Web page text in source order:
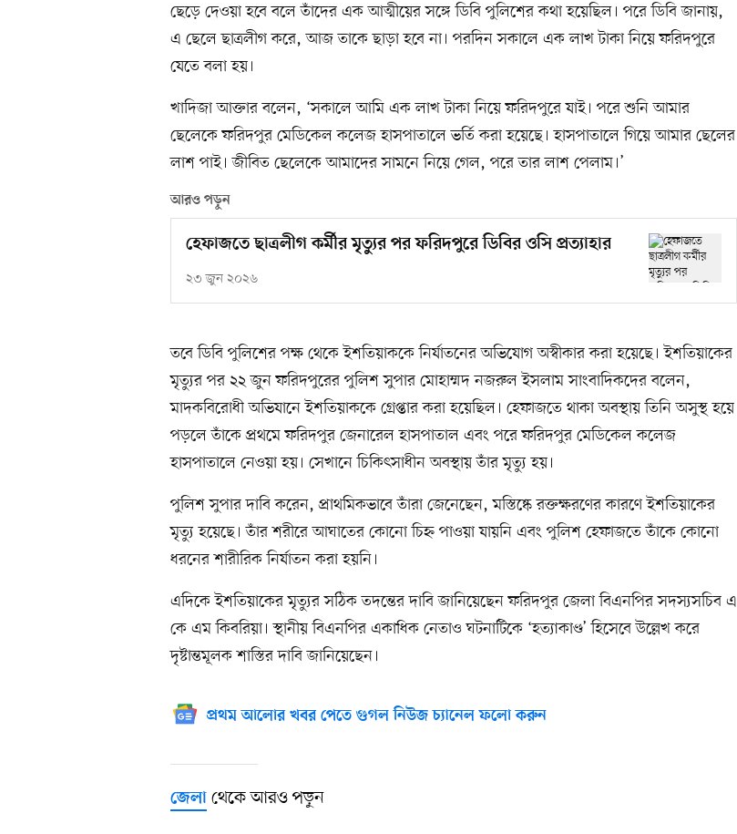
ছেড়ে দেওয়া হবে বলে তাঁদের এক আত্মীয়ের সঙ্গে ডিবি পুলিশের কথা হয়েছিল। পরে ডিবি জানায়,
এ ছেলে ছাত্রলীগ করে, আজ তাকে ছাড়া হবে না। পরদিন সকালে এক লাখ টাকা নিয়ে ফরিদপুরে
যেতে বলা হয়।
খাদিজা আক্তার বলেন, ‘সকালে আমি এক লাখ টাকা নিয়ে ফরিদপুরে যাই। পরে শুনি আমার
ছেলেকে ফরিদপুর মেডিকেল কলেজ হাসপাতালে ভর্তি করা হয়েছে। হাসপাতালে গিয়ে আমার ছেলের
লাশ পাই। জীবিত ছেলেকে আমাদের সামনে নিয়ে গেল, পরে তার লাশ পেলাম।’
আরও পড়ুন
হেফাজতে ছাত্রলীগ কর্মীর মৃত্যুর পর ফরিদপুরে ডিবির ওসি প্রত্যাহার
২৩ জুন ২০২৬
তবে ডিবি পুলিশের পক্ষ থেকে ইশতিয়াককে নির্যাতনের অভিযোগ অস্বীকার করা হয়েছে। ইশতিয়াকের
মৃত্যুর পর ২২ জুন ফরিদপুরের পুলিশ সুপার মোহাম্মদ নজরুল ইসলাম সাংবাদিকদের বলেন,
মাদকবিরোধী অভিযানে ইশতিয়াককে গ্রেপ্তার করা হয়েছিল। হেফাজতে থাকা অবস্থায় তিনি অসুস্থ হয়ে
পড়লে তাঁকে প্রথমে ফরিদপুর জেনারেল হাসপাতাল এবং পরে ফরিদপুর মেডিকেল কলেজ
হাসপাতালে নেওয়া হয়। সেখানে চিকিৎসাধীন অবস্থায় তাঁর মৃত্যু হয়।
পুলিশ সুপার দাবি করেন, প্রাথমিকভাবে তাঁরা জেনেছেন, মস্তিষ্কে রক্তক্ষরণের কারণে ইশতিয়াকের
মৃত্যু হয়েছে। তাঁর শরীরে আঘাতের কোনো চিহ্ন পাওয়া যায়নি এবং পুলিশ হেফাজতে তাঁকে কোনো
ধরনের শারীরিক নির্যাতন করা হয়নি।
এদিকে ইশতিয়াকের মৃত্যুর সঠিক তদন্তের দাবি জানিয়েছেন ফরিদপুর জেলা বিএনপির সদস্যসচিব এ
কে এম কিবরিয়া। স্থানীয় বিএনপির একাধিক নেতাও ঘটনাটিকে ‘হত্যাকাণ্ড’ হিসেবে উল্লেখ করে
দৃষ্টান্তমূলক শাস্তির দাবি জানিয়েছেন।
প্রথম আলোর খবর পেতে গুগল নিউজ চ্যানেল ফলো করুন
জেলা থেকে আরও পড়ুন